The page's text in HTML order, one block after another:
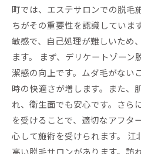
町では、エステサロンでの脱毛
ちがその重要性を認識していま
敏感で、自己処理が難しいため
ます。 まず、デリケートゾー
潔感の向上です。ムダ毛がない
時の快適さが増します。また、
れ、衛生面でも安心です。さら
を受けることで、適切なアフタ
心して施術を受けられます。
高い脱毛サロンがあります。訪